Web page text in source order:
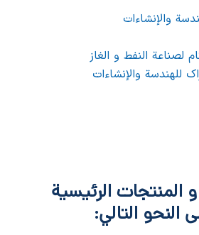
والإنشاءات
لصناعة النفط و الغاز
للهندسة والإنشاءات
المنتجات الرئيسية
النحو التالي: